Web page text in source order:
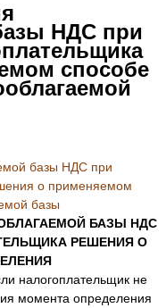
НДС при
способе
базы НДС при
о применяемом
базы
БАЗЫ НДС
РЕШЕНИЯ О
налогоплательщик не
момента определения